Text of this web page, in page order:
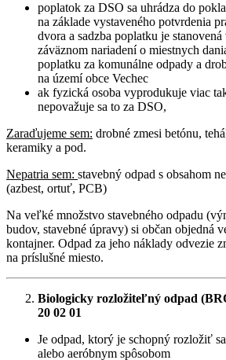
poplatok za DSO sa uhrádza do
na základe vystaveného potvrdenia
dvora a sadzba poplatku je
záväznom nariadení o miestnych
poplatku za komunálne odpady a
na území obce Vechec
ak fyzická osoba vyprodukuje viac
nepovažuje sa to za DSO,
Zaraďujeme sem: drobné zmesi betónu,
keramiky a pod.
Nepatria sem: stavebný odpad s obsahom
(azbest, ortuť, PCB)
Na veľké množstvo stavebného odpadu
budov, stavebné úpravy) si občan objedná
kontajner. Odpad za jeho náklady odvezie
na príslušné miesto.
Biologicky rozložiteľný odpad
20 02 01
Je odpad, ktorý je schopný rozložiť
alebo aeróbnym spôsobom